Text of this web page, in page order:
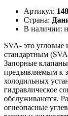
Артикул:
Страна:
В наличии:
SVA- это
стандартным
Запорные
предъявляемым к
холодильных
гидравлическое
обслуживаются.
огнеопасные